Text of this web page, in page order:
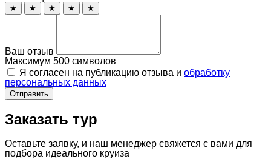
★ ★ ★ ★ ★
Ваш отзыв
Максимум 500 символов
Я согласен на публикацию отзыва и обработку
персональных данных
Отправить
Заказать тур
Оставьте заявку, и наш менеджер свяжется с вами для
подбора идеального круиза